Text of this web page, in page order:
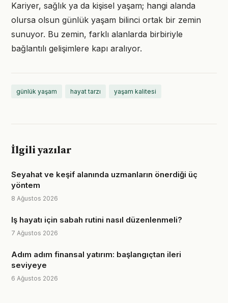
Kariyer, sağlık ya da kişisel yaşam; hangi alanda
olursa olsun günlük yaşam bilinci ortak bir zemin
sunuyor. Bu zemin, farklı alanlarda birbiriyle
bağlantılı gelişimlere kapı aralıyor.
günlük yaşam hayat tarzı yaşam kalitesi
İlgili yazılar
Seyahat ve keşif alanında uzmanların önerdiği üç
yöntem
8 Ağustos 2026
Iş hayatı için sabah rutini nasıl düzenlenmeli?
7 Ağustos 2026
Adım adım finansal yatırım: başlangıçtan ileri
seviyeye
6 Ağustos 2026